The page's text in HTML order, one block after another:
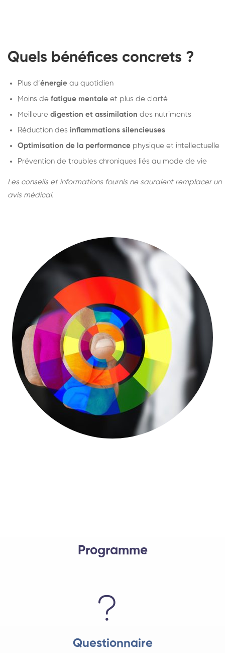
Quels bénéfices concrets ?
Plus d’énergie au quotidien
Moins de fatigue mentale et plus de clarté
Meilleure digestion et assimilation des nutriments
Réduction des inflammations silencieuses
Optimisation de la performance physique et intellectuelle
Prévention de troubles chroniques liés au mode de vie
Les conseils et informations fournis ne sauraient remplacer un
avis médical.
Programme
Questionnaire